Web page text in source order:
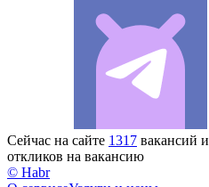
Сейчас на сайте 1317 вакансий и
откликов на вакансию
© Habr